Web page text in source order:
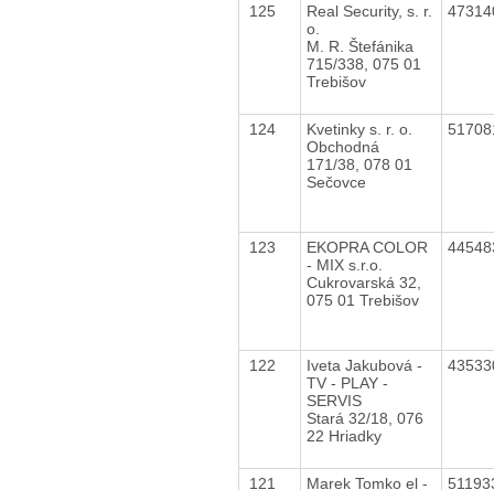
125
Real Security, s. r.
o.
M. R. Štefánika
715/338, 075 01
Trebišov
124
Kvetinky s. r. o.
Obchodná
171/38, 078 01
Sečovce
123
EKOPRA COLOR
- MIX s.r.o.
Cukrovarská 32,
075 01 Trebišov
122
Iveta Jakubová -
TV - PLAY -
SERVIS
Stará 32/18, 076
22 Hriadky
121 Marek Tomko el -